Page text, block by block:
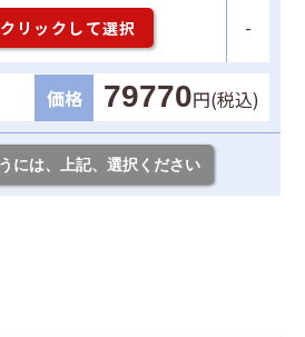
クリックして選択 -
価格 79770円(税込)